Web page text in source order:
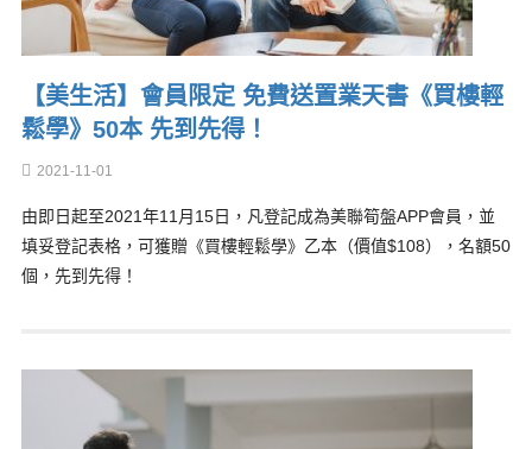
【美生活】會員限定 免費送置業天書《買樓輕
鬆學》50本 先到先得！
2021-11-01
由即日起至2021年11月15日，凡登記成為美聯筍盤APP會員，並
填妥登記表格，可獲贈《買樓輕鬆學》乙本（價值$108），名額50
個，先到先得！